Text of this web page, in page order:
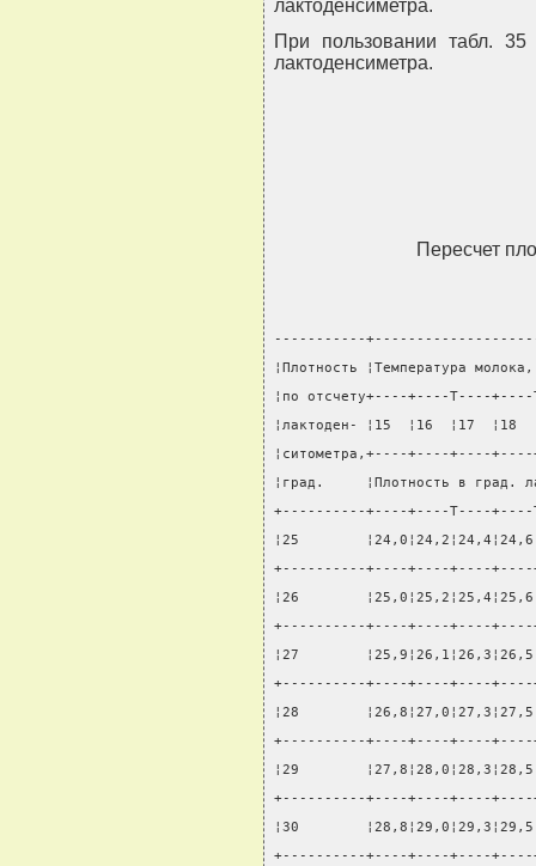
лактоденсиметра.
При пользовании табл.
лактоденсиметра.
Пересчет
-----------
¦Плотность
¦по отсчету+----+----T----
¦лактоден- ¦15  ¦16  ¦17
¦ситометра,+----+----+----
¦град.     ¦Плотность в град.
+----------+----+----T----
¦25
+----------+----+----+----
¦26
+----------+----+----+----
¦27
+----------+----+----+----
¦28
+----------+----+----+----
¦29
+----------+----+----+----
¦30
+----------+----+----+----